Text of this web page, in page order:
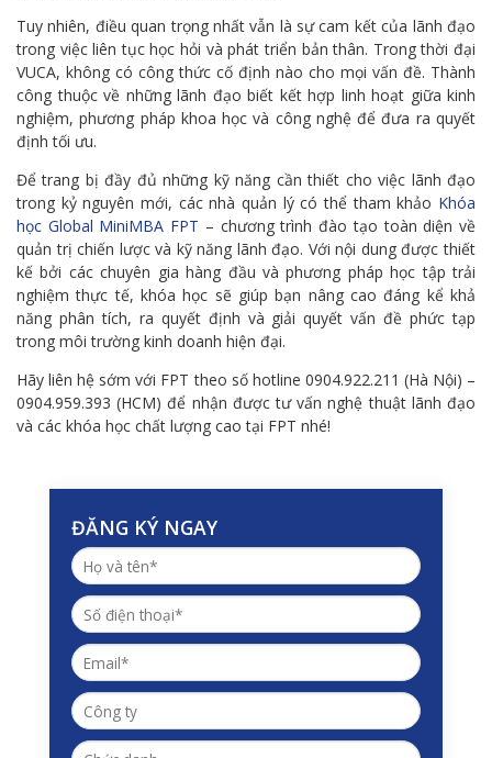
Tuy nhiên, điều quan trọng nhất vẫn là sự cam kết của lãnh đạo
trong việc liên tục học hỏi và phát triển bản thân. Trong thời đại
VUCA, không có công thức cố định nào cho mọi vấn đề. Thành
công thuộc về những lãnh đạo biết kết hợp linh hoạt giữa kinh
nghiệm, phương pháp khoa học và công nghệ để đưa ra quyết
định tối ưu.
Để trang bị đầy đủ những kỹ năng cần thiết cho việc lãnh đạo
trong kỷ nguyên mới, các nhà quản lý có thể tham khảo Khóa
học Global MiniMBA FPT – chương trình đào tạo toàn diện về
quản trị chiến lược và kỹ năng lãnh đạo. Với nội dung được thiết
kế bởi các chuyên gia hàng đầu và phương pháp học tập trải
nghiệm thực tế, khóa học sẽ giúp bạn nâng cao đáng kể khả
năng phân tích, ra quyết định và giải quyết vấn đề phức tạp
trong môi trường kinh doanh hiện đại.
Hãy liên hệ sớm với FPT theo số hotline 0904.922.211 (Hà Nội) –
0904.959.393 (HCM) để nhận được tư vấn nghệ thuật lãnh đạo
và các khóa học chất lượng cao tại FPT nhé!
ĐĂNG KÝ NGAY